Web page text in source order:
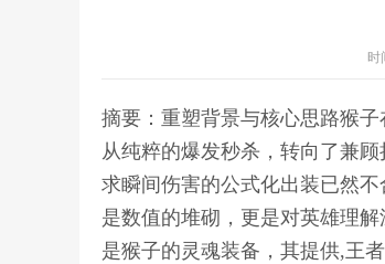
时
摘要：重塑背景与核心思路猴
从纯粹的爆发秒杀，转向了兼
求瞬间伤害的公式化出装已然
是数值的堆砌，更是对英雄理
是猴子的灵魂装备，其提供,王